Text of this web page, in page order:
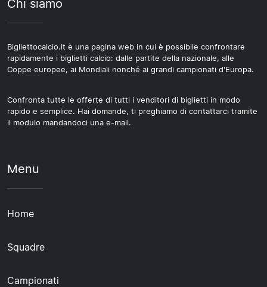
Chi siamo
Bigliettocalcio.it è una pagina web in cui è possibile confrontare
rapidamente i biglietti calcio: dalle partite della nazionale, alle
Coppe europee, ai Mondiali nonché ai grandi campionati d'Europa.
Confronta tutte le offerte di tutti i venditori di biglietti in modo
rapido e semplice. Hai domande, ti preghiamo di contattarci tramite
il modulo mandandoci una e-mail.
Menu
Home
Squadre
Campionati